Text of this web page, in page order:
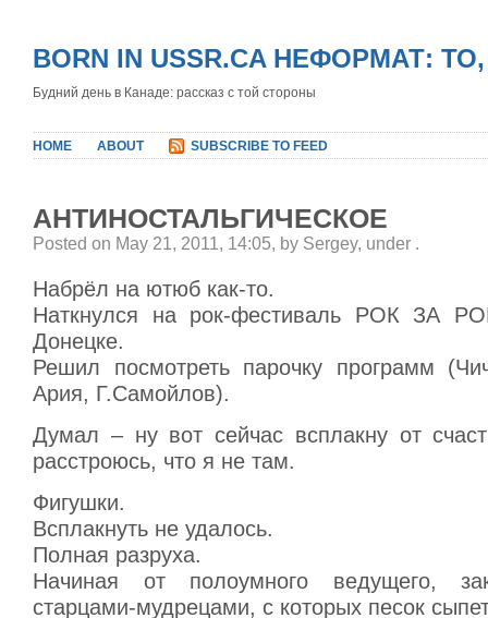
BORN IN USSR.CA НЕФОРМАТ:
Будний день в Канаде: рассказ с той стороны
HOME ABOUT SUBSCRIBE TO FEED
АНТИНОСТАЛЬГИЧЕСКОЕ
Posted on May 21, 2011, 14:05, by Sergey, under .
Набрёл на ютюб как-то.
Наткнулся на рок-фестиваль РОК ЗА
Донецке.
Решил посмотреть парочку программ
Ария, Г.Самойлов).
Думал – ну вот сейчас всплакну от
расстроюсь, что я не там.
Фигушки.
Всплакнуть не удалось.
Полная разруха.
Начиная от полоумного ведущего,
старцами-мудрецами, с которых песок